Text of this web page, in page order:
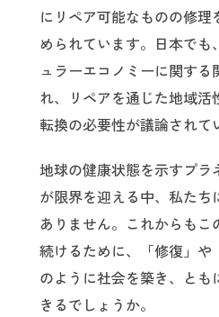
にリペア可能なものの修理
められています。日本で
ュラーエコノミーに関する
れ、リペアを通じた地域活
転換の必要性が議論されて
地球の健康状態を示すプラ
が限界を迎える中、私たち
ありません。これからもこ
続けるために、「修復」や
のように社会を築き、とも
きるでしょうか。